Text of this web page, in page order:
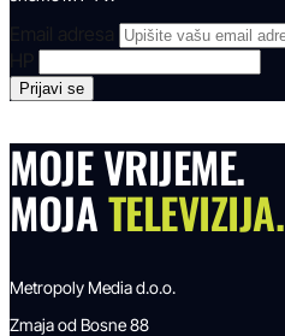
Email adresa
MOJE VRIJEME.
MOJATELEVIZIJA.
Metropoly Media d.o.o.
Zmaja od Bosne 88